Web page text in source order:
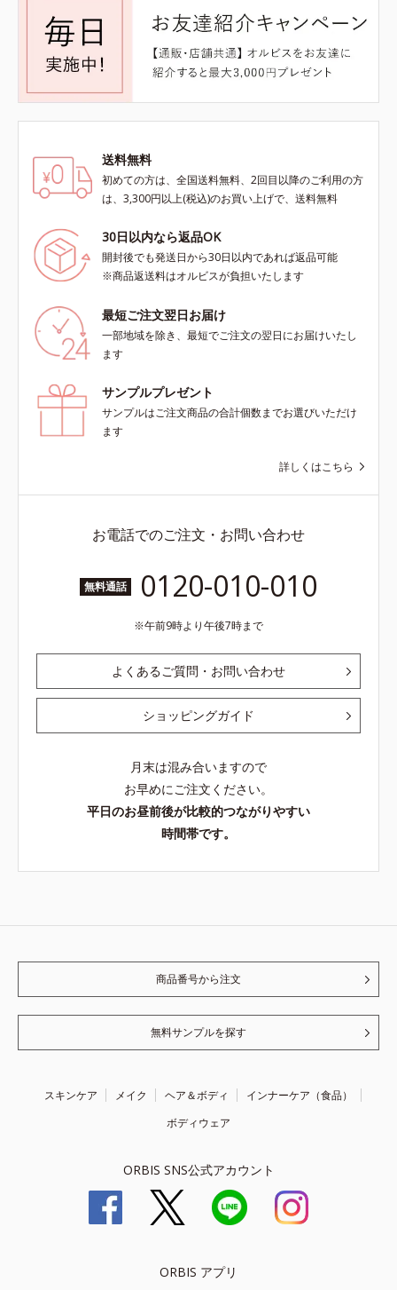
送料無料
初めての方は、全国送料無料、2回目以降のご利用の方
は、3,300円以上(税込)のお買い上げで、送料無料
30日以内なら返品OK
開封後でも発送日から30日以内であれば返品可能
※商品返送料はオルビスが負担いたします
最短ご注文翌日お届け
一部地域を除き、最短でご注文の翌日にお届けいたし
ます
サンプルプレゼント
サンプルはご注文商品の合計個数までお選びいただけ
ます
詳しくはこちら
お電話でのご注文・お問い合わせ
無料通話 0120-010-010
午前9時より午後7時まで
よくあるご質問・お問い合わせ
ショッピングガイド
月末は混み合いますので
お早めにご注文ください。
平日のお昼前後が比較的つながりやすい
時間帯です。
商品番号から注文
無料サンプルを探す
スキンケア メイク ヘア＆ボディ
インナーケア（食品）
ボディウェア
ORBIS SNS公式アカウント
ORBIS アプリ